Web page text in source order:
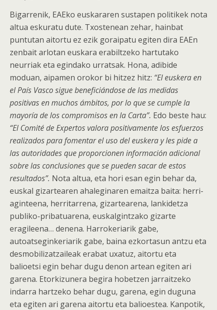
Bigarrenik, EAEko euskararen sustapen politikek nota
altua eskuratu dute. Txostenean zehar, hainbat
puntutan aitortu ez ezik goraipatu egiten dira EAEn
zenbait arlotan euskara erabiltzeko hartutako
neurriak eta egindako urratsak. Hona, adibide
moduan, aipamen orokor bi hitzez hitz: “El euskera en
el País Vasco sigue beneficiándose de las medidas
positivas en muchos ámbitos, por lo que se cumple la
mayoría de los compromisos en la Carta”. Edo beste hau:
“El Comité de Expertos valora positivamente los esfuerzos
realizados para fomentar el uso del euskera y les pide a
las autoridades que proporcionen información adicional
sobre las conclusiones que se pueden sacar de estos
resultados”. Nota altua, eta hori esan egin behar da,
euskal gizartearen ahaleginaren emaitza baita: herri-
aginteena, herritarrena, gizartearena, lankidetza
publiko-pribatuarena, euskalgintzako gizarte
eragileena… denena. Harrokeriarik gabe,
autoatseginkeriarik gabe, baina ezkortasun antzu eta
desmobilizatzaileak erabat uxatuz, aitortu eta
balioetsi egin behar dugu denon artean egiten ari
garena. Etorkizunera begira hobetzen jarraitzeko
indarra hartzeko behar dugu, garena, egin duguna
eta egiten ari garena aitortu eta balioestea. Kanpotik,